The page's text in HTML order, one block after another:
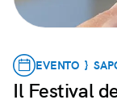
EVENTO }
Il Festival